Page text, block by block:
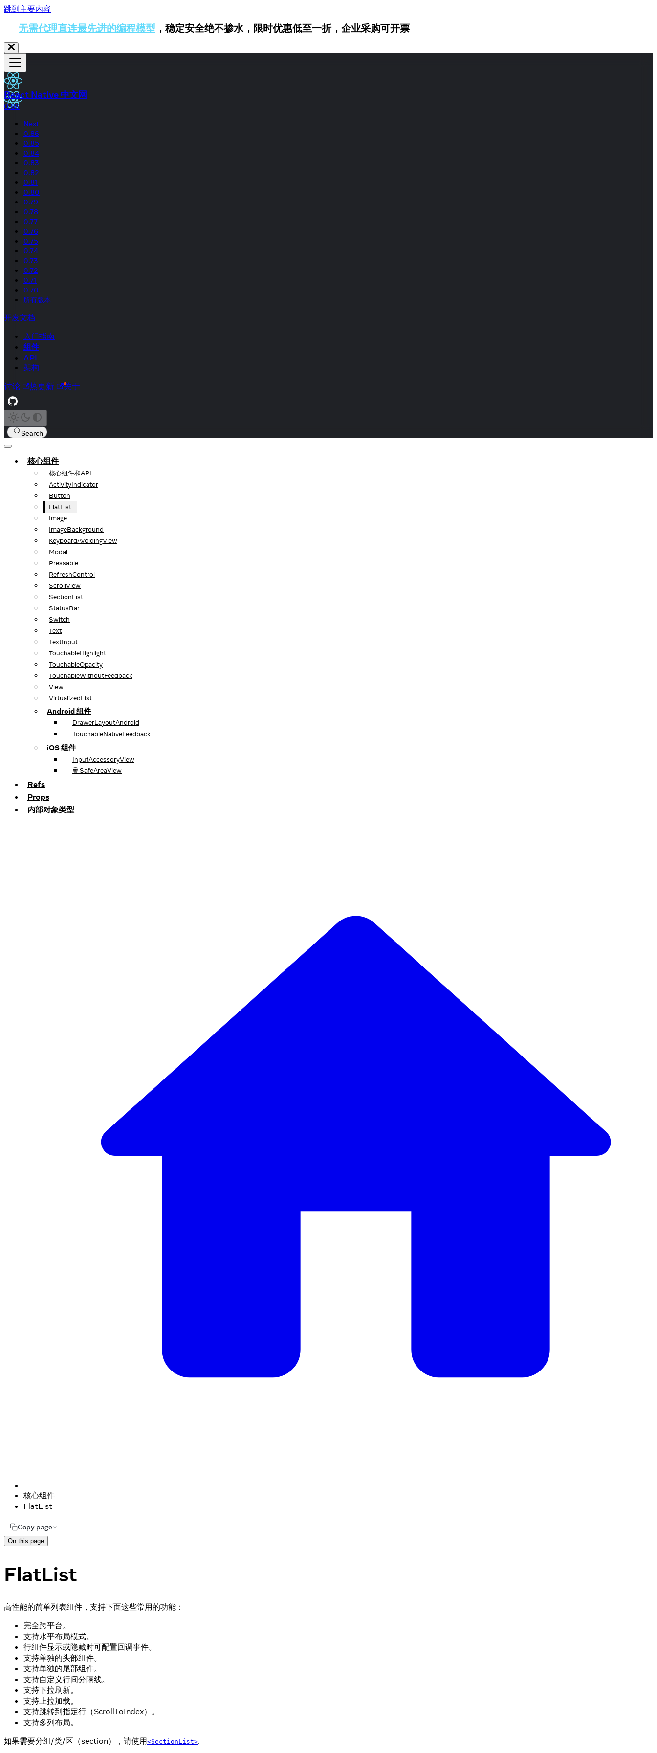
跳到主要内容
无需代理直连最先进的编程模型 ，稳定安全绝不掺水，限时优惠低至一折，企业采购可开票
React Native 中文网
0.86
Next
0.86
0.85
0.84
0.83
0.82
0.81
0.80
0.79
0.78
0.77
0.76
0.75
0.74
0.73
0.72
0.71
0.70
所有版本
开发文档
入门指南
组件
API
架构
讨论 热更新 关于
Search
核心组件
核心组件和API
ActivityIndicator
Button
FlatList
Image
ImageBackground
KeyboardAvoidingView
Modal
Pressable
RefreshControl
ScrollView
SectionList
StatusBar
Switch
Text
TextInput
TouchableHighlight
TouchableOpacity
TouchableWithoutFeedback
View
VirtualizedList
Android 组件
DrawerLayoutAndroid
TouchableNativeFeedback
iOS 组件
InputAccessoryView
🗑️ SafeAreaView
Refs
Props
内部对象类型
核心组件
FlatList
Copy page
On this page
FlatList
高性能的简单列表组件，支持下面这些常用的功能：
完全跨平台。
支持水平布局模式。
行组件显示或隐藏时可配置回调事件。
支持单独的头部组件。
支持单独的尾部组件。
支持自定义行间分隔线。
支持下拉刷新。
支持上拉加载。
支持跳转到指定行（ScrollToIndex）。
支持多列布局。
如果需要分组/类/区（section），请使用<SectionList>.